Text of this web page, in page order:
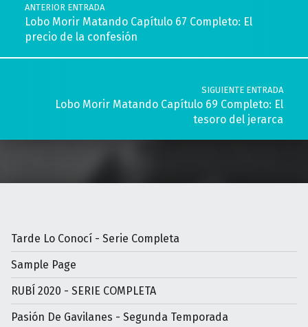
ANTERIOR ENTRADA
Lobo Morir Matando Capítulo 67 Completo: El
precio de la confesión
SIGUIENTE ENTRADA
Lobo Morir Matando Capítulo 69 Completo: El
tesoro del jerarca
Tarde Lo Conocí - Serie Completa
Sample Page
RUBÍ 2020 - SERIE COMPLETA
Pasión De Gavilanes - Segunda Temporada